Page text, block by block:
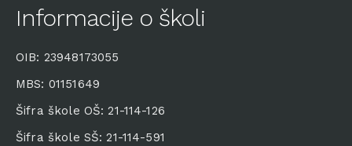
Informacije o školi
OIB: 23948173055
MBS: 01151649
Šifra škole OŠ: 21-114-126
Šifra škole SŠ: 21-114-591